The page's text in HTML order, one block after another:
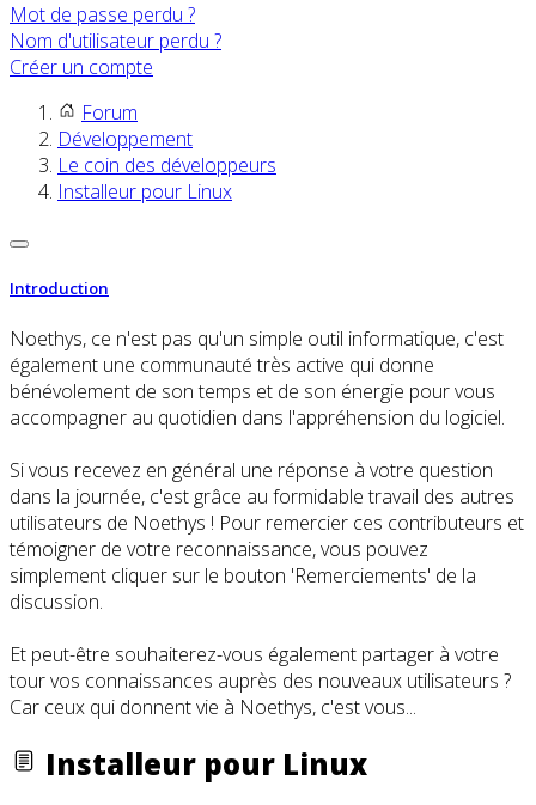
Mot de passe perdu ?
Nom d'utilisateur perdu ?
Créer un compte
Forum
Développement
Le coin des développeurs
Installeur pour Linux
Introduction
Noethys, ce n'est pas qu'un simple outil informatique, c'est
également une communauté très active qui donne
bénévolement de son temps et de son énergie pour vous
accompagner au quotidien dans l'appréhension du logiciel.
Si vous recevez en général une réponse à votre question
dans la journée, c'est grâce au formidable travail des autres
utilisateurs de Noethys ! Pour remercier ces contributeurs et
témoigner de votre reconnaissance, vous pouvez
simplement cliquer sur le bouton 'Remerciements' de la
discussion.
Et peut-être souhaiterez-vous également partager à votre
tour vos connaissances auprès des nouveaux utilisateurs ?
Car ceux qui donnent vie à Noethys, c'est vous...
Installeur pour Linux